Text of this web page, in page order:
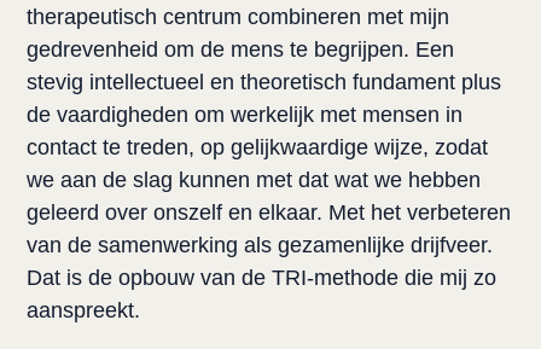
therapeutisch centrum combineren met mijn
gedrevenheid om de mens te begrijpen. Een
stevig intellectueel en theoretisch fundament plus
de vaardigheden om werkelijk met mensen in
contact te treden, op gelijkwaardige wijze, zodat
we aan de slag kunnen met dat wat we hebben
geleerd over onszelf en elkaar. Met het verbeteren
van de samenwerking als gezamenlijke drijfveer.
Dat is de opbouw van de TRI-methode die mij zo
aanspreekt.